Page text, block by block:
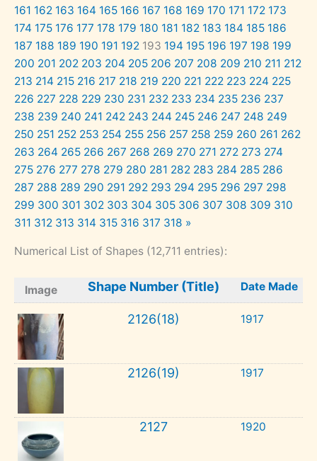
161 162 163 164 165 166 167 168 169 170 171 172 173
174 175 176 177 178 179 180 181 182 183 184 185 186
187 188 189 190 191 192 193 194 195 196 197 198 199
200 201 202 203 204 205 206 207 208 209 210 211 212
213 214 215 216 217 218 219 220 221 222 223 224 225
226 227 228 229 230 231 232 233 234 235 236 237
238 239 240 241 242 243 244 245 246 247 248 249
250 251 252 253 254 255 256 257 258 259 260 261 262
263 264 265 266 267 268 269 270 271 272 273 274
275 276 277 278 279 280 281 282 283 284 285 286
287 288 289 290 291 292 293 294 295 296 297 298
299 300 301 302 303 304 305 306 307 308 309 310
311 312 313 314 315 316 317 318 »
Numerical List of Shapes (12,711 entries):
Image Shape Number (Title) Date Made
2126(18) 1917
2126(19) 1917
2127 1920